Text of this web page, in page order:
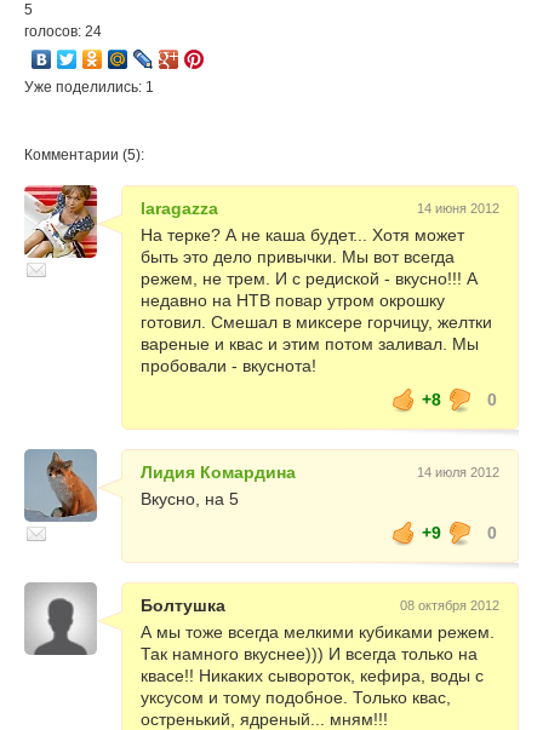
5
голосов: 24
Уже поделились: 1
Комментарии (5):
laragazza 14 июня 2012
На терке? А не каша будет... Хотя может
быть это дело привычки. Мы вот всегда
режем, не трем. И с редиской - вкусно!!! А
недавно на НТВ повар утром окрошку
готовил. Смешал в миксере горчицу, желтки
вареные и квас и этим потом заливал. Мы
пробовали - вкуснота!
+8
0
Лидия Комардина 14 июля 2012
Вкусно, на 5
+9
0
Болтушка 08 октября 2012
А мы тоже всегда мелкими кубиками режем.
Так намного вкуснее))) И всегда только на
квасе!! Никаких сывороток, кефира, воды с
уксусом и тому подобное. Только квас,
остренький, ядреный... мням!!!